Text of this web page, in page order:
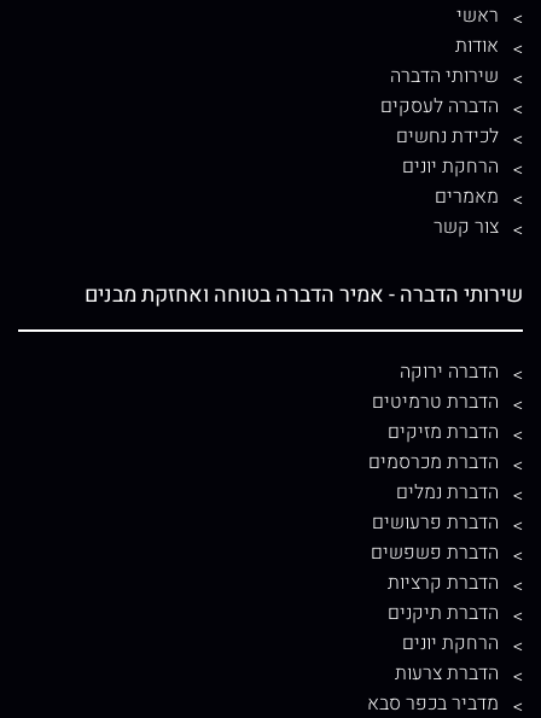
ראשי
אודות
שירותי הדברה
הדברה לעסקים
לכידת נחשים
הרחקת יונים
מאמרים
צור קשר
שירותי הדברה - אמיר הדברה בטוחה ואחזקת מבנים
הדברה ירוקה
הדברת טרמיטים
הדברת מזיקים
הדברת מכרסמים
הדברת נמלים
הדברת פרעושים
הדברת פשפשים
הדברת קרציות
הדברת תיקנים
הרחקת יונים
הדברת צרעות
מדביר בכפר סבא